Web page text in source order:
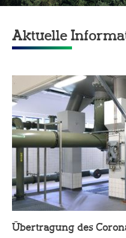
Aktuelle
Übertragung des